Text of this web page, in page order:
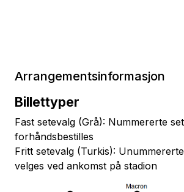
Arrangementsinformasjon
Billettyper
Fast setevalg (Grå): Nummererte
forhåndsbestilles
Fritt setevalg (Turkis):
velges ved ankomst på stadion